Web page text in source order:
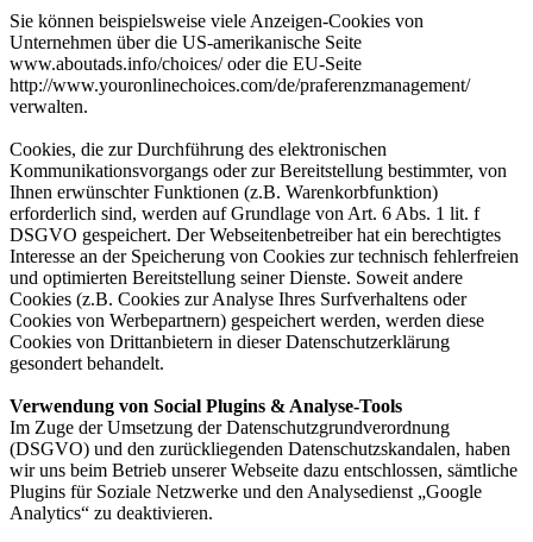
Sie können beispielsweise viele Anzeigen-Cookies von
Unternehmen über die US-amerikanische Seite
www.aboutads.info/choices/ oder die EU-Seite
http://www.youronlinechoices.com/de/praferenzmanagement/
verwalten.
Cookies, die zur Durchführung des elektronischen
Kommunikationsvorgangs oder zur Bereitstellung bestimmter, von
Ihnen erwünschter Funktionen (z.B. Warenkorbfunktion)
erforderlich sind, werden auf Grundlage von Art. 6 Abs. 1 lit. f
DSGVO gespeichert. Der Webseitenbetreiber hat ein berechtigtes
Interesse an der Speicherung von Cookies zur technisch fehlerfreien
und optimierten Bereitstellung seiner Dienste. Soweit andere
Cookies (z.B. Cookies zur Analyse Ihres Surfverhaltens oder
Cookies von Werbepartnern) gespeichert werden, werden diese
Cookies von Drittanbietern in dieser Datenschutzerklärung
gesondert behandelt.
Verwendung von Social Plugins & Analyse-Tools
Im Zuge der Umsetzung der Datenschutzgrundverordnung
(DSGVO) und den zurückliegenden Datenschutzskandalen, haben
wir uns beim Betrieb unserer Webseite dazu entschlossen, sämtliche
Plugins für Soziale Netzwerke und den Analysedienst „Google
Analytics“ zu deaktivieren.